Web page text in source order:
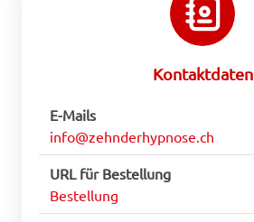
Kontaktdaten
E-Mails
info@zehnderhypnose.ch
URL für Bestellung
Bestellung